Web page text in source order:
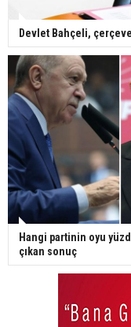
Devlet Bahçeli,
Hangi partinin oyu
çıkan sonuç